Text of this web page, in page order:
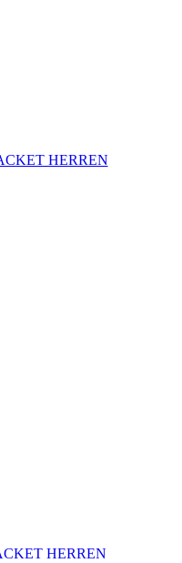
HERREN